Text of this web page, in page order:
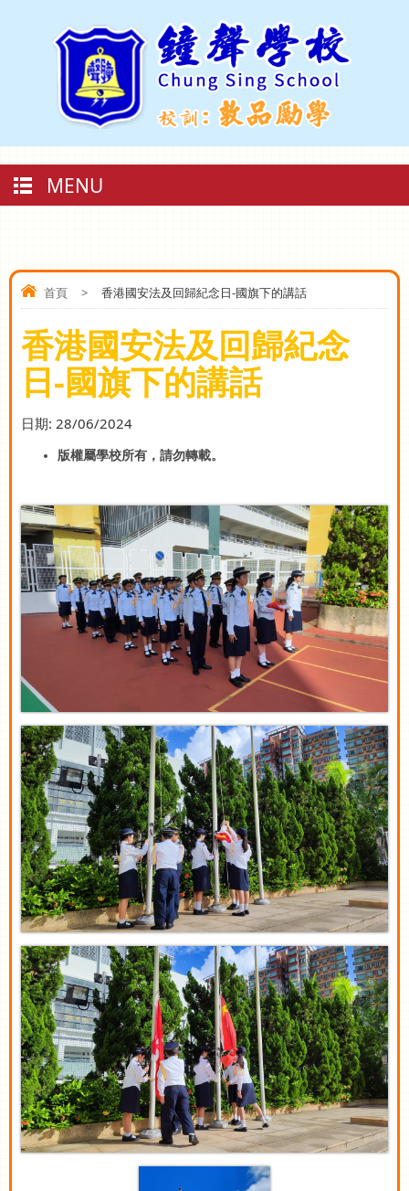
MENU
首頁 > 香港國安法及回歸紀念日-國旗下的講話
香港國安法及回歸紀念
日-國旗下的講話
日期: 28/06/2024
版權屬學校所有，請勿轉載。